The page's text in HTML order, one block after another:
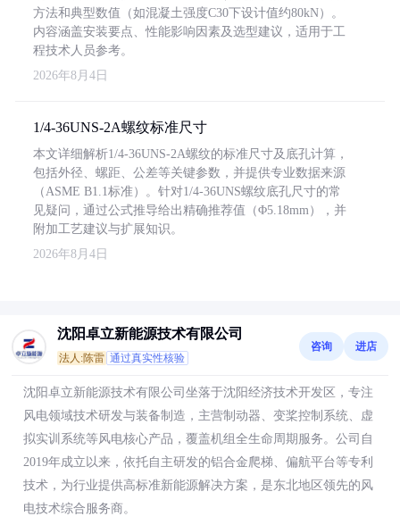
方法和典型数值（如混凝土强度C30下设计值约80kN）。
内容涵盖安装要点、性能影响因素及选型建议，适用于工
程技术人员参考。
2026年8月4日
1/4-36UNS-2A螺纹标准尺寸
本文详细解析1/4-36UNS-2A螺纹的标准尺寸及底孔计算，
包括外径、螺距、公差等关键参数，并提供专业数据来源
（ASME B1.1标准）。针对1/4-36UNS螺纹底孔尺寸的常
见疑问，通过公式推导给出精确推荐值（Φ5.18mm），并
附加工艺建议与扩展知识。
2026年8月4日
沈阳卓立新能源技术有限公司
法人:陈雷 通过真实性核验
咨询 进店
沈阳卓立新能源技术有限公司坐落于沈阳经济技术开发区，专注
风电领域技术研发与装备制造，主营制动器、变桨控制系统、虚
拟实训系统等风电核心产品，覆盖机组全生命周期服务。公司自
2019年成立以来，依托自主研发的铝合金爬梯、偏航平台等专利
技术，为行业提供高标准新能源解决方案，是东北地区领先的风
电技术综合服务商。